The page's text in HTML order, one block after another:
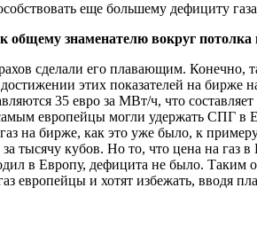
еще большему дефициту
общему знаменателю вокруг
сделали его плавающим. Конечно,
этих показателей на бирже
35 евро за МВт/ч, что
европейцы могли удержать СПГ в
на бирже, как это уже было, к
тысячу кубов. Но то, что цена на газ
в Европу, дефицита не было. Таким
на газ европейцы и хотят